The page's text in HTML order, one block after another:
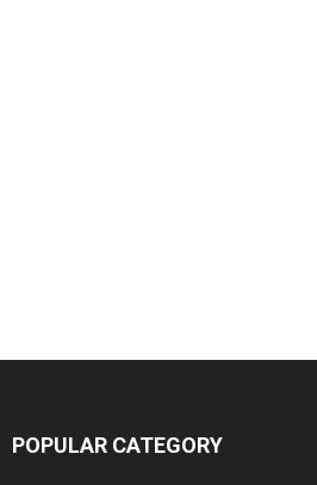
POPULAR CATEGORY